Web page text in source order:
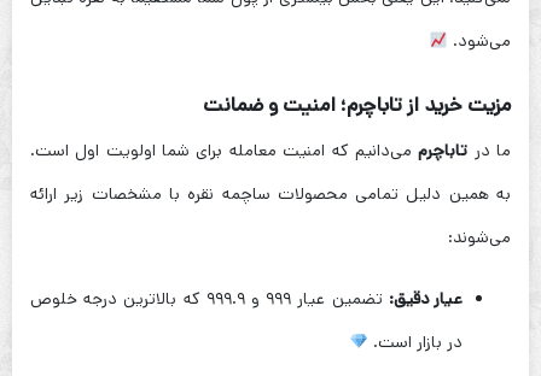
می‌شود.
مزیت خرید از تاباچرم؛ امنیت و ضمانت
ما در تاباچرممی‌دانیم که امنیت معامله برای شما اولویت اول است.
به همین دلیل تمامی محصولات ساچمه نقره با مشخصات زیر ارائه
می‌شوند:
عیار دقیق:
تضمین عیار ۹۹۹ و ۹۹۹.۹ که بالاترین درجه خلوص
در بازار است.